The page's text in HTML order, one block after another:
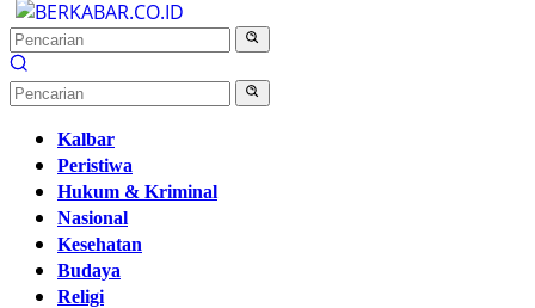
Kalbar
Peristiwa
Hukum & Kriminal
Nasional
Kesehatan
Budaya
Religi